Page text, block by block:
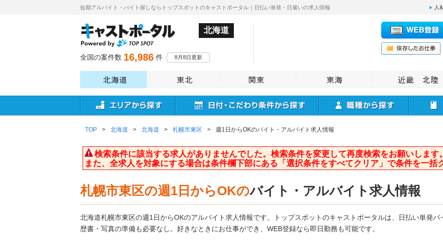
短期アルバイト・バイト探しならトップスポットのキャストポータル｜日払い単発・日雇いの求人情報 人
北海道
全国の案件数 16,986 件 8月8日更新
TOP > 北海道 > 北海道 > 札幌市東区 > 週1日からOKのバイト・アルバイト求人情報
検索条件に該当する求人がありませんでした。検索条件を変更して再度検索をお願いします
また、全求人を対象にする場合は条件欄下部にある「選択条件をすべてクリア」で条件を一括
札幌市東区の週1日からOKのバイト・アルバイト求人情報
北海道札幌市東区の週1日からOKのアルバイト求人情報です。トップスポットのキャストポータルは、日払い単発
歴書・写真の準備も必要なし。好きなときにお仕事ができ、WEB登録なら即日勤務も可能です。